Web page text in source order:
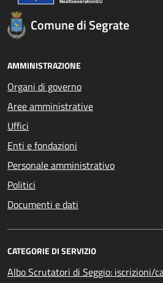
Comune di Segrate
AMMINISTRAZIONE
Organi di governo
Aree amministrative
Uffici
Enti e fondazioni
Personale amministrativo
Politici
Documenti e dati
CATEGORIE DI SERVIZIO
Albo Scrutatori di Seggio: iscrizioni/